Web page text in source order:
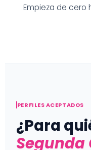
Empieza de cero
PERFILES ACEPTADOS
¿Para